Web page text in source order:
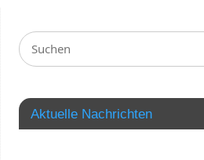
Aktuelle Nachrichten